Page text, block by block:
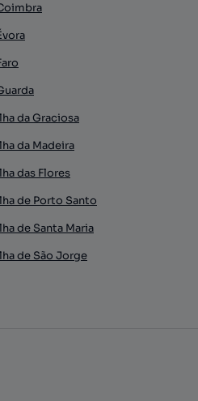
da Graciosa
da Madeira
das Flores
de Porto Santo
de Santa Maria
de São Jorge